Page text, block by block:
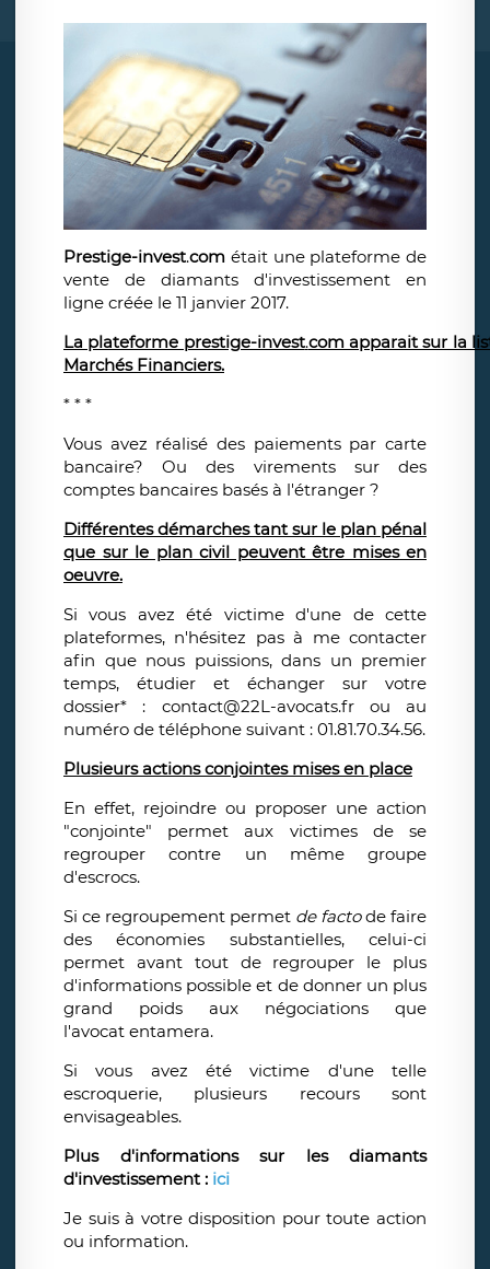
Prestige-invest.com était une plateforme de
vente de diamants d'investissement en
ligne créée le 11 janvier 2017.
La plateforme prestige-invest.com apparait sur la
Marchés Financiers.
* * *
Vous avez réalisé des paiements par carte
bancaire? Ou des virements sur des
comptes bancaires basés à l'étranger ?
Différentes démarches tant sur le plan pénal
que sur le plan civil peuvent être mises en
oeuvre.
Si vous avez été victime d'une de cette
plateformes, n'hésitez pas à me contacter
afin que nous puissions, dans un premier
temps, étudier et échanger sur votre
dossier* : contact@22L-avocats.fr ou au
numéro de téléphone suivant : 01.81.70.34.56.
Plusieurs actions conjointes mises en place
En effet, rejoindre ou proposer une action
"conjointe" permet aux victimes de se
regrouper contre un même groupe
d'escrocs.
Si ce regroupement permet de factode faire
des économies substantielles, celui-ci
permet avant tout de regrouper le plus
d'informations possible et de donner un plus
grand poids aux négociations que
l'avocat entamera.
Si vous avez été victime d'une telle
escroquerie, plusieurs recours sont
envisageables.
Plus d'informations sur les diamants
d'investissement : ici
Je suis à votre disposition pour toute action
ou information.